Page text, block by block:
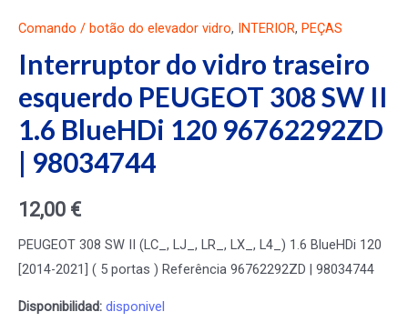
Comando / botão do elevador vidro, INTERIOR, PEÇAS
Interruptor do vidro traseiro
esquerdo PEUGEOT 308 SW II
1.6 BlueHDi 120 96762292ZD
| 98034744
12,00 €
PEUGEOT 308 SW II (LC_, LJ_, LR_, LX_, L4_) 1.6 BlueHDi 120
[2014-2021] ( 5 portas ) Referência 96762292ZD | 98034744
Disponibilidad: disponivel